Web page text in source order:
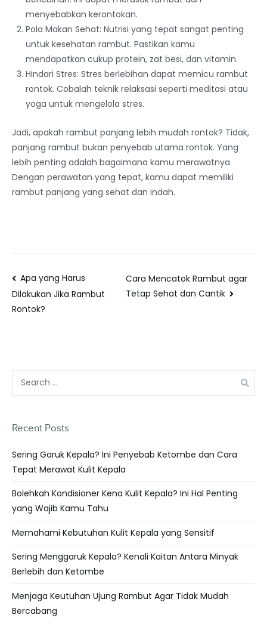
menyebabkan kerontokan.
Pola Makan Sehat: Nutrisi yang tepat sangat penting
untuk kesehatan rambut. Pastikan kamu
mendapatkan cukup protein, zat besi, dan vitamin.
Hindari Stres: Stres berlebihan dapat memicu rambut
rontok. Cobalah teknik relaksasi seperti meditasi atau
yoga untuk mengelola stres.
Jadi, apakah rambut panjang lebih mudah rontok? Tidak,
panjang rambut bukan penyebab utama rontok. Yang
lebih penting adalah bagaimana kamu merawatnya.
Dengan perawatan yang tepat, kamu dapat memiliki
rambut panjang yang sehat dan indah.
Apa yang Harus
Dilakukan Jika Rambut
Rontok?
Cara Mencatok Rambut agar
Tetap Sehat dan Cantik
Recent Posts
Sering Garuk Kepala? Ini Penyebab Ketombe dan Cara
Tepat Merawat Kulit Kepala
Bolehkah Kondisioner Kena Kulit Kepala? Ini Hal Penting
yang Wajib Kamu Tahu
Memahami Kebutuhan Kulit Kepala yang Sensitif
Sering Menggaruk Kepala? Kenali Kaitan Antara Minyak
Berlebih dan Ketombe
Menjaga Keutuhan Ujung Rambut Agar Tidak Mudah
Bercabang